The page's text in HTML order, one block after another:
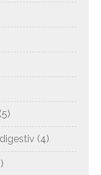
(5)
(4)